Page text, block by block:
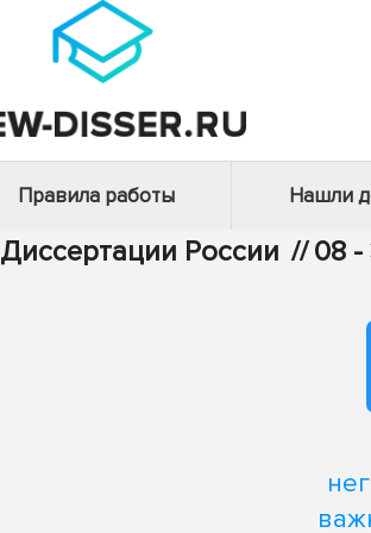
Правила работы Нашли
Диссертации России // 08